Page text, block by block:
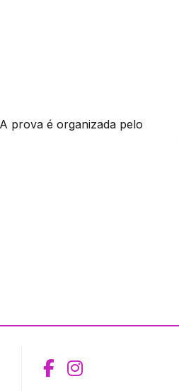
prova é organizada pelo
Aceder ao
Aceder ao